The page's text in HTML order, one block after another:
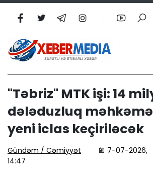
"Təbriz" MTK işi: 14
dələduzluq
yeni iclas keçiriləcək
Gündəm / Cəmiyyət
7-07-2026,
14:47